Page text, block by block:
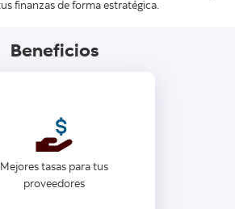
finanzas de forma estratégica.
Beneficios
Mejores tasas para tus
proveedores
competitivas que
fortalecen tus relaciones
comerciales